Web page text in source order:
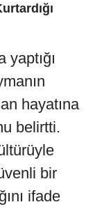
hayatına
belirtti.
bir
ifade